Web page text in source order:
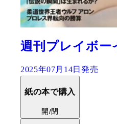
週刊プレイボー
2025年07月14日発売
紙の本で購入
開/閉